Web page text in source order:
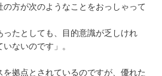
の方が次のようなことをおっしゃって
ったとしても、目的意識が乏しけれ
ないのです」。
拠点とされているのですが、優れた